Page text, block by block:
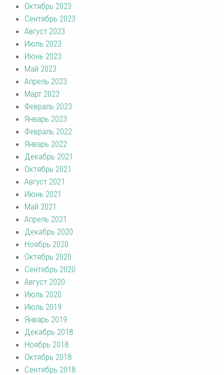
Октябрь 2023
Сентябрь 2023
Август 2023
Июль 2023
Июнь 2023
Май 2023
Апрель 2023
Март 2023
Февраль 2023
Январь 2023
Февраль 2022
Январь 2022
Декабрь 2021
Октябрь 2021
Август 2021
Июнь 2021
Май 2021
Апрель 2021
Декабрь 2020
Ноябрь 2020
Октябрь 2020
Сентябрь 2020
Август 2020
Июль 2020
Июль 2019
Январь 2019
Декабрь 2018
Ноябрь 2018
Октябрь 2018
Сентябрь 2018